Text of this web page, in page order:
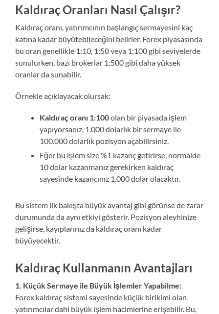
Kaldıraç Oranları Nasıl Çalışır?
Kaldıraç oranı, yatırımcının başlangıç sermayesini kaç
katına kadar büyütebileceğini belirler. Forex piyasasında
bu oran genellikle 1:10, 1:50 veya 1:100 gibi seviyelerde
sunulurken, bazı brokerlar 1:500 gibi daha yüksek
oranlar da sunabilir.
Örnekle açıklayacak olursak:
Kaldıraç oranı 1:100olan bir piyasada işlem
yapıyorsanız, 1.000 dolarlık bir sermaye ile
100.000 dolarlık pozisyon açabilirsiniz.
Eğer bu işlem size %1 kazanç getirirse, normalde
10 dolar kazanmanız gerekirken kaldıraç
sayesinde kazancınız 1.000 dolar olacaktır.
Bu sistem ilk bakışta büyük avantaj gibi görünse de zarar
durumunda da aynı etkiyi gösterir. Pozisyon aleyhinize
gelişirse, kayıplarınız da kaldıraç oranı kadar
büyüyecektir.
Kaldıraç Kullanmanın Avantajları
1. Küçük Sermaye ile Büyük İşlemler Yapabilme:
Forex kaldıraç sistemi sayesinde küçük birikimi olan
yatırımcılar dahi büyük işlem hacimlerine erişebilir. Bu,